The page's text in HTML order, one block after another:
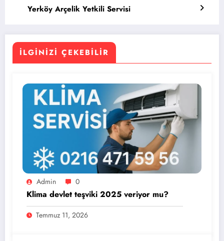
Yerköy Arçelik Yetkili Servisi
İLGINIZI ÇEKEBILIR
Admin 0
Klima devlet teşviki 2025 veriyor mu?
Temmuz 11, 2026